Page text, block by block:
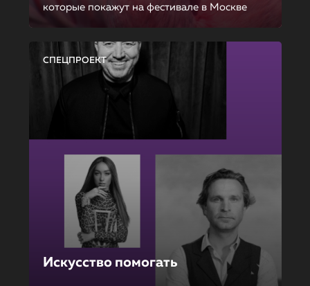
которые покажут на фестивале в Москве
СПЕЦПРОЕКТ
Искусство помогать